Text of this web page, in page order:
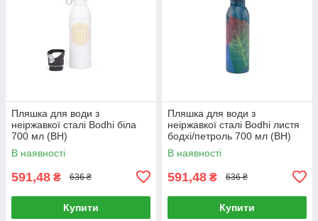
Пляшка для води з
неіржавкої сталі Bodhi біла
700 мл (BH)
В наявності
591,48 ₴ 636 ₴
Купити
Пляшка для води з
неіржавкої сталі Bodhi листя
бодхі/петроль 700 мл (BH)
В наявності
591,48 ₴ 636 ₴
Купити